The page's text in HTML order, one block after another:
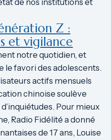
de nos institutions et
Z :
et vigilance
notre quotidien, et
le favori des adolescents.
actifs mensuels
chinoise soulève
Pour mieux
Radio Fidélité a donné
de 17 ans, Louise